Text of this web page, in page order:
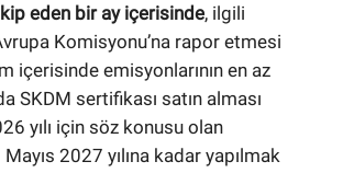
eden bir ay içerisinde, ilgili
Komisyonu’na rapor etmesi
içerisinde emisyonlarının en az
SKDM sertifikası satın alması
yılı için söz konusu olan
2027 yılına kadar yapılmak